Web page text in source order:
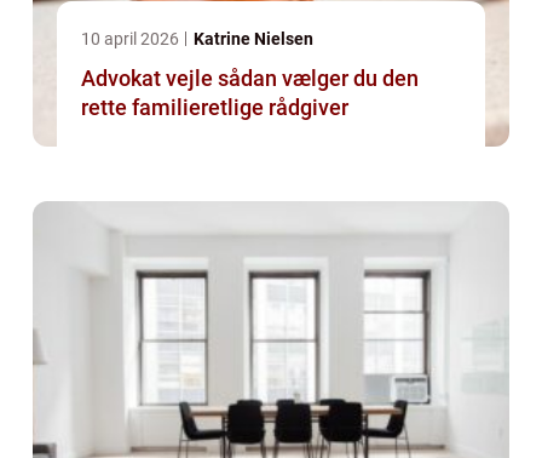
10 april 2026 Katrine Nielsen
Advokat vejle sådan vælger du den
rette familieretlige rådgiver